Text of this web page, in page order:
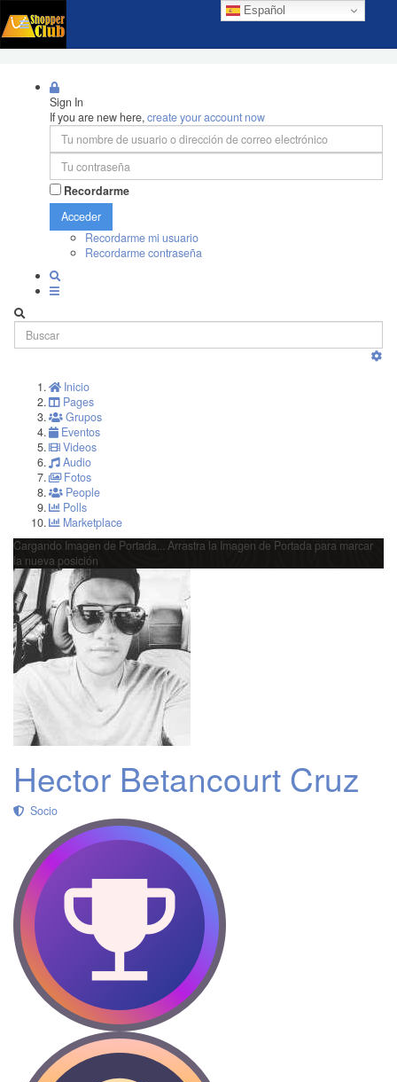
Español
Sign In
If you are new here,create your account now
Recordarme
Acceder
Recordarme mi usuario
Recordarme contraseña
Inicio
Pages
Grupos
Eventos
Videos
Audio
Fotos
People
Polls
Marketplace
Cargando Imagen de Portada...
Arrastra la Imagen de Portada para marcar
la nueva posición
Hector Betancourt Cruz
Socio